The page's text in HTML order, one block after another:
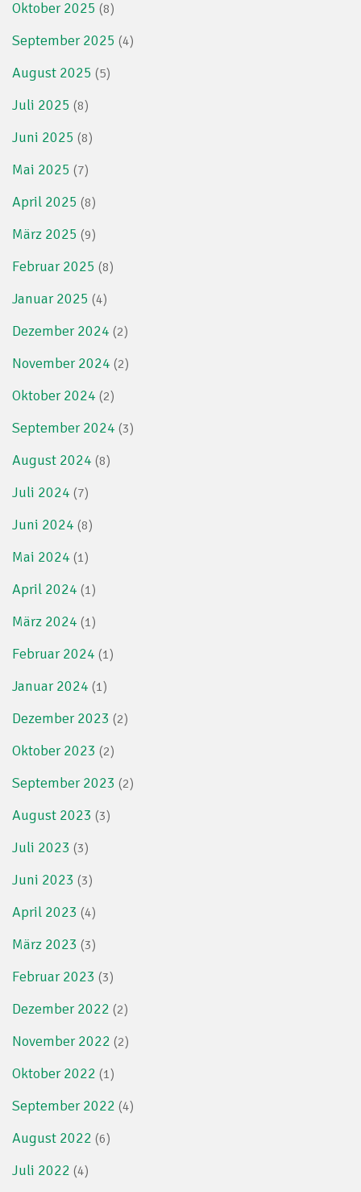
Oktober 2025 (8)
September 2025 (4)
August 2025 (5)
Juli 2025 (8)
Juni 2025 (8)
Mai 2025 (7)
April 2025 (8)
März 2025 (9)
Februar 2025 (8)
Januar 2025 (4)
Dezember 2024 (2)
November 2024 (2)
Oktober 2024 (2)
September 2024 (3)
August 2024 (8)
Juli 2024 (7)
Juni 2024 (8)
Mai 2024 (1)
April 2024 (1)
März 2024 (1)
Februar 2024 (1)
Januar 2024 (1)
Dezember 2023 (2)
Oktober 2023 (2)
September 2023 (2)
August 2023 (3)
Juli 2023 (3)
Juni 2023 (3)
April 2023 (4)
März 2023 (3)
Februar 2023 (3)
Dezember 2022 (2)
November 2022 (2)
Oktober 2022 (1)
September 2022 (4)
August 2022 (6)
Juli 2022 (4)